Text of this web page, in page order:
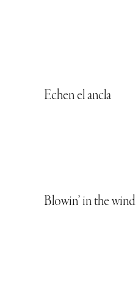
Echen el ancla
Blowin’ in the wind